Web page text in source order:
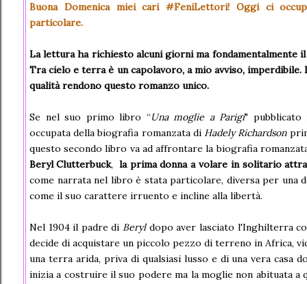
Buona Domenica miei cari #FeniLettori! Oggi ci
particolare.
La lettura ha richiesto alcuni giorni ma fondamentalmente
Tra cielo e terra è un capolavoro, a mio avviso,
qualità rendono questo romanzo unico.
Se nel suo primo libro “Una moglie a Parigi"
occupata della biografia romanzata di Hadely Richardson
questo secondo libro va ad affrontare la biografia
Beryl Clutterbuck, la prima donna a volare in solitario
come narrata nel libro è stata particolare, diversa per una
come il suo carattere irruento e incline alla libertà.
Nel 1904 il padre di Beryldopo aver lasciato l'Inghilterra
decide di acquistare un piccolo pezzo di terreno in Africa,
una terra arida, priva di qualsiasi lusso e di una vera casa
inizia a costruire il suo podere ma la moglie non abituata a